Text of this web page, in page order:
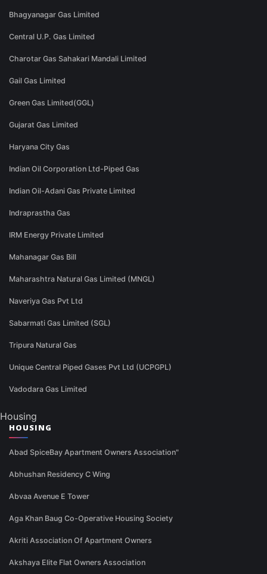
Bhagyanagar Gas Limited
Central U.P. Gas Limited
Charotar Gas Sahakari Mandali Limited
Gail Gas Limited
Green Gas Limited(GGL)
Gujarat Gas Limited
Haryana City Gas
Indian Oil Corporation Ltd-Piped Gas
Indian Oil-Adani Gas Private Limited
Indraprastha Gas
IRM Energy Private Limited
Mahanagar Gas Bill
Maharashtra Natural Gas Limited (MNGL)
Naveriya Gas Pvt Ltd
Sabarmati Gas Limited (SGL)
Tripura Natural Gas
Unique Central Piped Gases Pvt Ltd (UCPGPL)
Vadodara Gas Limited
Housing
HOUSING
Abad SpiceBay Apartment Owners Association"
Abhushan Residency C Wing
Abvaa Avenue E Tower
Aga Khan Baug Co-Operative Housing Society
Akriti Association Of Apartment Owners
Akshaya Elite Flat Owners Association